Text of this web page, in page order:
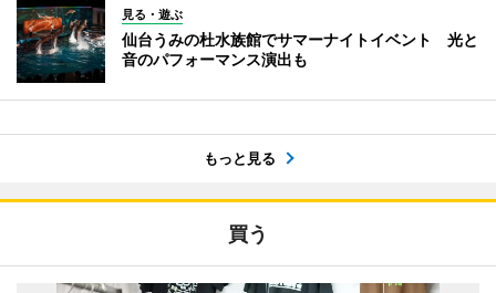
見る・遊ぶ
仙台うみの杜水族館でサマーナイトイベント 光と
音のパフォーマンス演出も
もっと見る
買う